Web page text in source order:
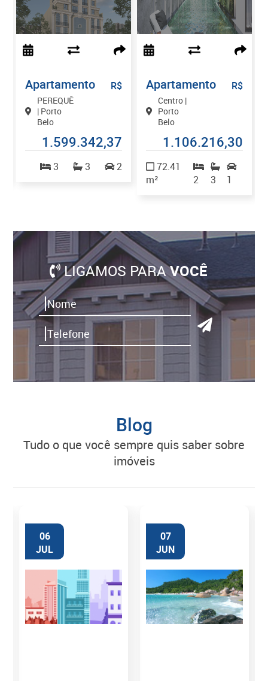
Apartamento
PEREQUÊ
| Porto
Belo
R$
1.599.342,37
3 3 2
Apartamento
Centro |
Porto
Belo
R$
1.106.216,30
72.41
m²
2 3 1
LIGAMOS PARAVOCÊ
Blog
tudo o que você sempre quis saber sobre
imóveis
06
JUL
07
JUN